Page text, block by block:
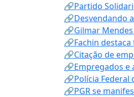
🔗Partido
🔗Desvendando
🔗Gilmar
🔗Fachin
🔗Citação de
🔗Empregados e
🔗Polícia Federal
🔗PGR se